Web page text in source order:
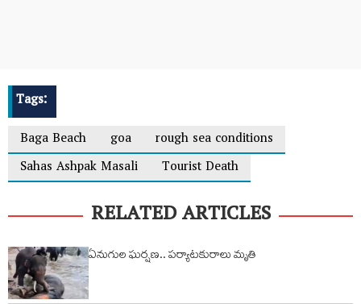
Tags:
Baga Beach
goa
rough sea conditions
Sahas Ashpak Masali
Tourist Death
RELATED ARTICLES
ఏనుగుల ఘర్షణ.. పర్యాటకురాలు మృతి